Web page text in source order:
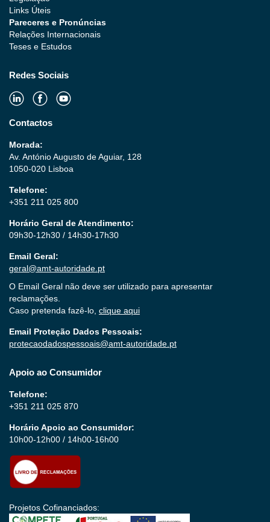
Links Úteis
Pareceres e Pronúncias
Relações Internacionais
Teses e Estudos
Redes Sociais
Contactos
Morada:
Av. António Augusto de Aguiar, 128
1050-020 Lisboa
Telefone:
+351 211 025 800
Horário Geral de Atendimento:
09h30-12h30 / 14h30-17h30
Email Geral:
geral@amt-autoridade.pt
O Email Geral não deve ser utilizado para apresentar
reclamações.
Caso pretenda fazê-lo, clique aqui
Email Proteção Dados Pessoais:
protecaodadospessoais@amt-autoridade.pt
Apoio ao Consumidor
Telefone:
+351 211 025 870
Horário Apoio ao Consumidor:
10h00-12h00 / 14h00-16h00
Projetos Cofinanciados: